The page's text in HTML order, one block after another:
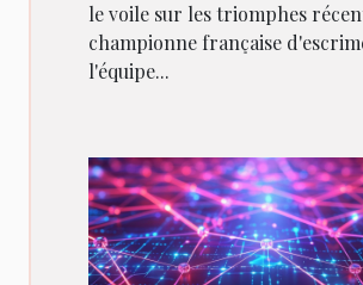
le voile sur les triomphes
championne française
l'équipe...